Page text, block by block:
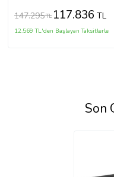
147.295TL 117.836 TL
12.569 TL'den Başlayan Taksitlerle
Son